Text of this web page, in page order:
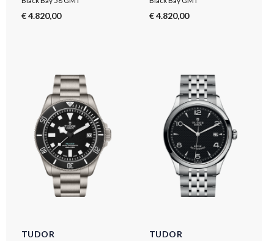
€ 4.820,00 € 4.820,00
TUDOR TUDOR